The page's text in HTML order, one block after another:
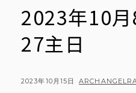
2023年10
27主日
POSTED
2023年10月15日 BY